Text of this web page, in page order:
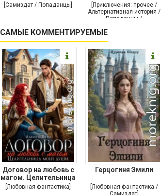
[Самиздат / Попаданцы]
[Приключения: прочее /
Альтернативная история /
Попаданцы /
приключения]
САМЫЕ КОММЕНТИРУЕМЫЕ
Договор на любовь с
магом. Целительница
моей души
[Любовная фантастика]
Герцогиня Эмили
[Любовная фантастика /
Самиздат]